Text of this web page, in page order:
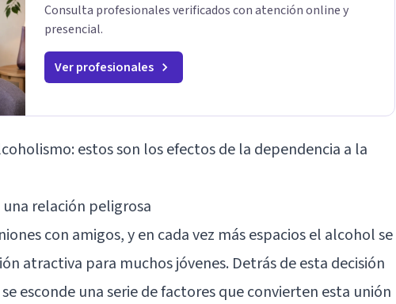
Consulta profesionales verificados con atención online y
presencial.
Ver profesionales
estos son los efectos de la dependencia a la
relación peligrosa
con amigos, y en cada vez más espacios el alcohol se
atractiva para muchos jóvenes. Detrás de esta decisión
esconde una serie de factores que convierten esta unión